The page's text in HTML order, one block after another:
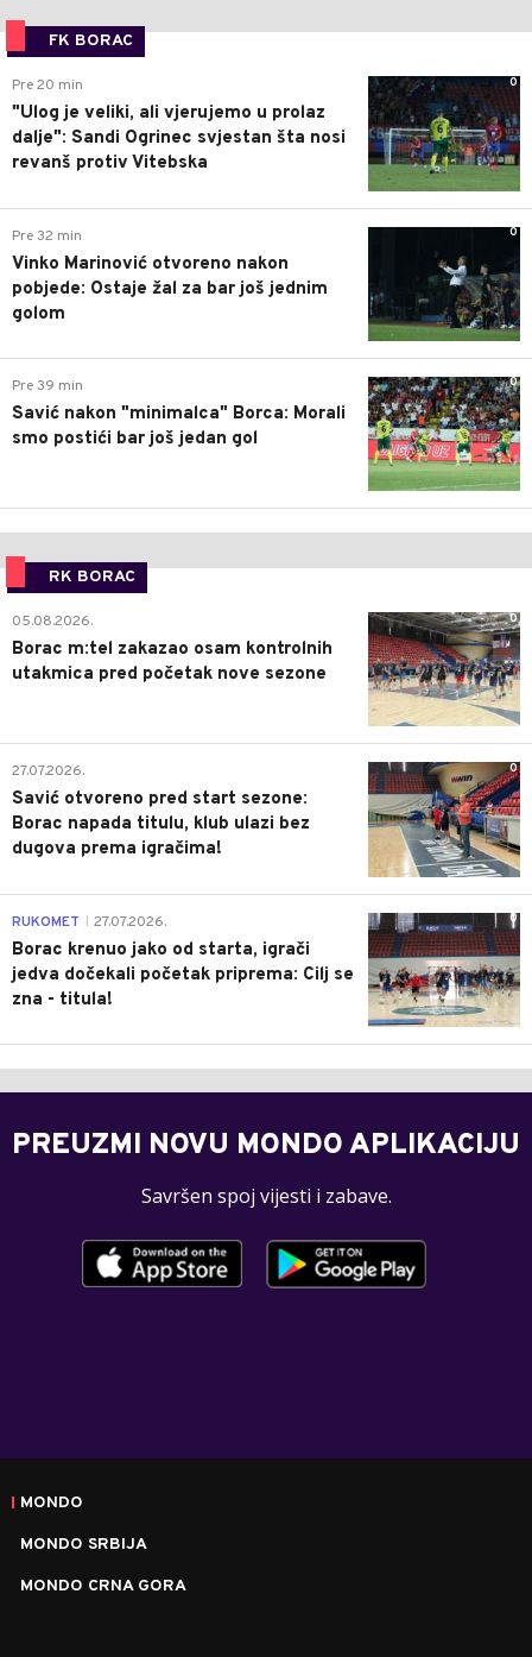
FK BORAC
0
Pre 20 min
"Ulog je veliki, ali vjerujemo u prolaz
dalje": Sandi Ogrinec svjestan šta nosi
revanš protiv Vitebska
0
Pre 32 min
Vinko Marinović otvoreno nakon
pobjede: Ostaje žal za bar još jednim
golom
0
Pre 39 min
Savić nakon "minimalca" Borca: Morali
smo postići bar još jedan gol
RK BORAC
0
05.08.2026.
Borac m:tel zakazao osam kontrolnih
utakmica pred početak nove sezone
0
27.07.2026.
Savić otvoreno pred start sezone:
Borac napada titulu, klub ulazi bez
dugova prema igračima!
0
RUKOMET 27.07.2026.
Borac krenuo jako od starta, igrači
jedva dočekali početak priprema: Cilj se
zna - titula!
PREUZMI NOVU MONDO APLIKACIJU
Savršen spoj vijesti i zabave.
MONDO
MONDO SRBIJA
MONDO CRNA GORA